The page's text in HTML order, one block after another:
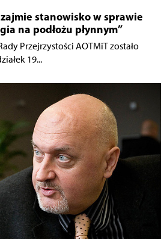
stanowisko w sprawie
na podłożu płynnym”
Przejrzystości AOTMiT zostało
19...